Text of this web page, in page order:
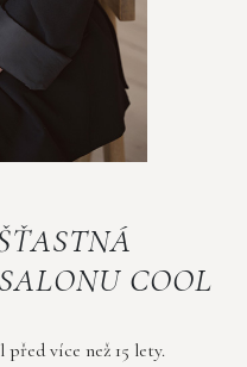
COOL
více než 15 lety.